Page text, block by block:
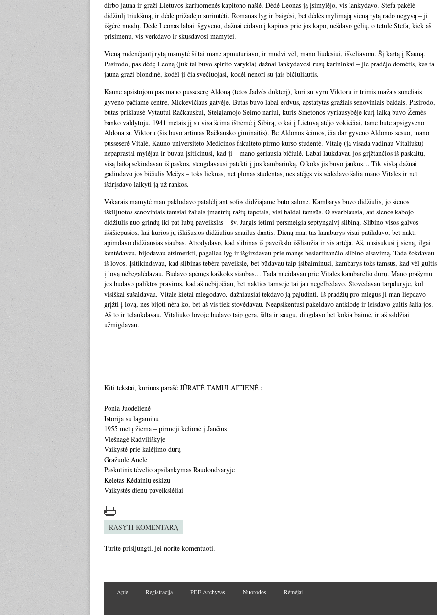
dirbo jauna ir graži Lietuvos kariuomenės kapitono našlė. Dėdė Leonas ją įsimylėjo, vis lankydavo. Stefa pakėlė
didžiulį triukšmą, ir dėdė prižadėjo surimtėti. Romanas lyg ir baigėsi, bet dėdės mylimąją vieną rytą rado negyvą – ji
išgėrė nuodų. Dėdė Leonas labai išgyveno, dažnai eidavo į kapines prie jos kapo, nešdavo gėlių, o tetulė Stefa, kiek aš
prisimenu, vis verkdavo ir skųsdavosi mamytei.
Vieną rudenėjantį rytą mamytė šiltai mane apmuturiavo, ir mudvi vėl, mano liūdesiui, iškeliavom. Šį kartą į Kauną.
Pasirodo, pas dėdę Leoną (juk tai buvo spirito varykla) dažnai lankydavosi rusų karininkai – jie pradėjo domėtis, kas ta
jauna graži blondinė, kodėl ji čia svečiuojasi, kodėl nenori su jais bičiuliautis.
Kaune apsistojom pas mano pusseserę Aldoną (tetos Jadzės dukterį), kuri su vyru Viktoru ir trimis mažais sūneliais
gyveno pačiame centre, Mickevičiaus gatvėje. Butas buvo labai erdvus, apstatytas gražiais senoviniais baldais. Pasirodo,
butas priklausė Vytautui Račkauskui, Steigiamojo Seimo nariui, kuris Smetonos vyriausybėje kurį laiką buvo Žemės
banko valdytoju. 1941 metais jį su visa šeima ištrėmė į Sibirą, o kai į Lietuvą atėjo vokiečiai, tame bute apsigyveno
Aldona su Viktoru (šis buvo artimas Račkausko giminaitis). Be Aldonos šeimos, čia dar gyveno Aldonos sesuo, mano
pusseserė Vitalė, Kauno universiteto Medicinos fakulteto pirmo kurso studentė. Vitalę (ją visada vadinau Vitaliuku)
nepaprastai mylėjau ir buvau įsitikinusi, kad ji – mano geriausia bičiulė. Labai laukdavau jos grįžtančios iš paskaitų,
visą laiką sekiodavau iš paskos, stengdavausi patekti į jos kambariuką. O koks jis buvo jaukus… Tik viską dažnai
gadindavo jos bičiulis Mečys – toks lieknas, net plonas studentas, nes atėjęs vis sėdėdavo šalia mano Vitalės ir net
išdrįsdavo laikyti ją už rankos.
Vakarais mamytė man paklodavo patalėlį ant sofos didžiajame buto salone. Kambarys buvo didžiulis, jo sienos
išklijuotos senoviniais tamsiai žaliais įmantrių raštų tapetais, visi baldai tamsūs. O svarbiausia, ant sienos kabojo
didžiulis nuo grindų iki pat lubų paveikslas – šv. Jurgis ietimi persmeigia septyngalvį slibiną. Slibino visos galvos –
išsišiepusios, kai kurios jų iškišusios didžiulius smailus dantis. Dieną man tas kambarys visai patikdavo, bet naktį
apimdavo didžiausias siaubas. Atrodydavo, kad slibinas iš paveikslo iššliaužia ir vis artėja. Aš, nusisukusi į sieną, ilgai
kentėdavau, bijodavau atsimerkti, pagaliau lyg ir išgirsdavau prie manęs besiartinančio slibino alsavimą. Tada šokdavau
iš lovos. Įsitikindavau, kad slibinas tebėra paveiksle, bet būdavau taip įsibaiminusi, kambarys toks tamsus, kad vėl gultis
į lovą nebegalėdavau. Būdavo apėmęs kažkoks siaubas… Tada nueidavau prie Vitalės kambarėlio durų. Mano prašymu
jos būdavo paliktos praviros, kad aš nebijočiau, bet nakties tamsoje tai jau negelbėdavo. Stovėdavau tarpduryje, kol
visiškai sušaldavau. Vitalė kietai miegodavo, dažniausiai tekdavo ją pajudinti. Iš pradžių pro miegus ji man liepdavo
grįžti į lovą, nes bijoti nėra ko, bet aš vis tiek stovėdavau. Neapsikentusi pakeldavo antklodę ir leisdavo gultis šalia jos.
Aš to ir telaukdavau. Vitaliuko lovoje būdavo taip gera, šilta ir saugu, dingdavo bet kokia baimė, ir aš saldžiai
užmigdavau.
Kiti tekstai, kuriuos parašė JŪRATĖ TAMULAITIENĖ :
Ponia Juodelienė
Istorija su lagaminu
1955 metų žiema – pirmoji kelionė į Jančius
Viešnagė Radviliškyje
Vaikystė prie kalėjimo durų
Gražuolė Anelė
Paskutinis tėvelio apsilankymas Raudondvaryje
Keletas Kėdainių eskizų
Vaikystės dienų paveikslėliai
RAŠYTI KOMENTARĄ
Turite prisijungti, jei norite komentuoti.
Apie Registracija PDF Archyvas Nuorodos Rėmėjai